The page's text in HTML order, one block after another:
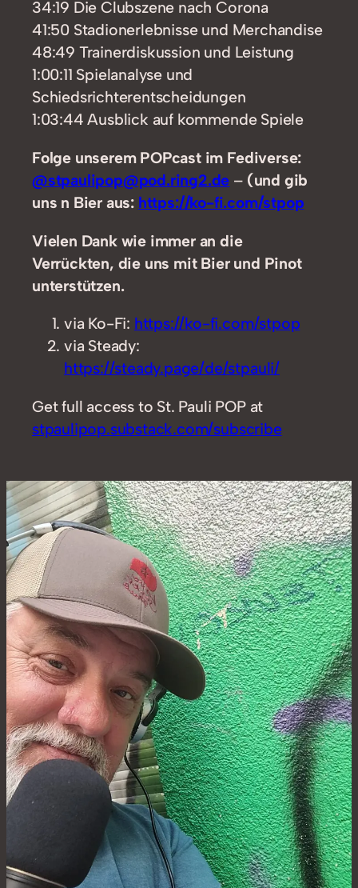
34:19 Die Clubszene nach Corona
41:50 Stadionerlebnisse und Merchandise
48:49 Trainerdiskussion und Leistung
1:00:11 Spielanalyse und
Schiedsrichterentscheidungen
1:03:44 Ausblick auf kommende Spiele
Folge unserem POPcast im Fediverse:
@stpaulipop@pod.ring2.de – (und gib
uns n Bier aus: https://ko-fi.com/stpop
Vielen Dank wie immer an die
Verrückten, die uns mit Bier und Pinot
unterstützen.
via Ko-Fi: https://ko-fi.com/stpop
via Steady:
https://steady.page/de/stpauli/
Get full access to St. Pauli POP at
stpaulipop.substack.com/subscribe